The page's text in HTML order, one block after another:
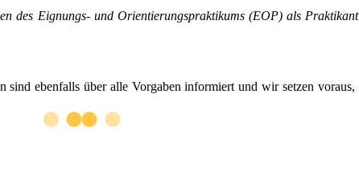
des Eignungs- und Orientierungspraktikums (EOP) als
ebenfalls über alle Vorgaben informiert und wir setzen